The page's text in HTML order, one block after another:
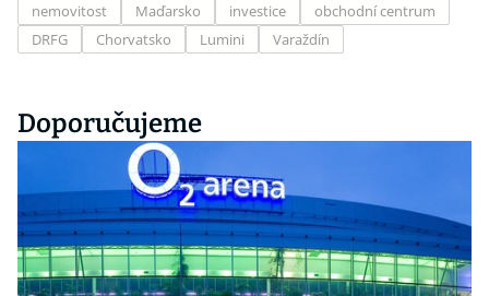
nemovitost Maďarsko investice
obchodní centrum
DRFG
Chorvatsko Lumini Varaždín
Doporučujeme